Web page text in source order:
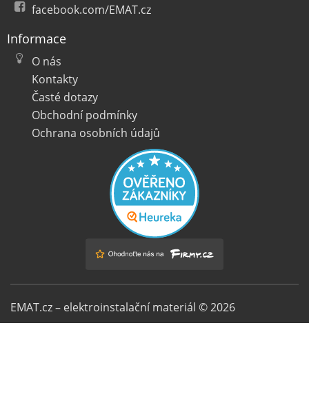
facebook.com/EMAT.cz
Informace
O nás
Kontakty
Časté dotazy
Obchodní podmínky
Ochrana osobních údajů
EMAT.cz – elektroinstalační materiál © 2026